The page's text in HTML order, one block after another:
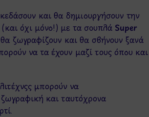
και θα δημιουργήσουν την
όχι μόνο!) με τα σουπλά Super
ζωγραφίζουν και θα σβήνουν ξανά
να τα έχουν μαζί τους όπου και
μπορούν να
και ταυτόχρονα